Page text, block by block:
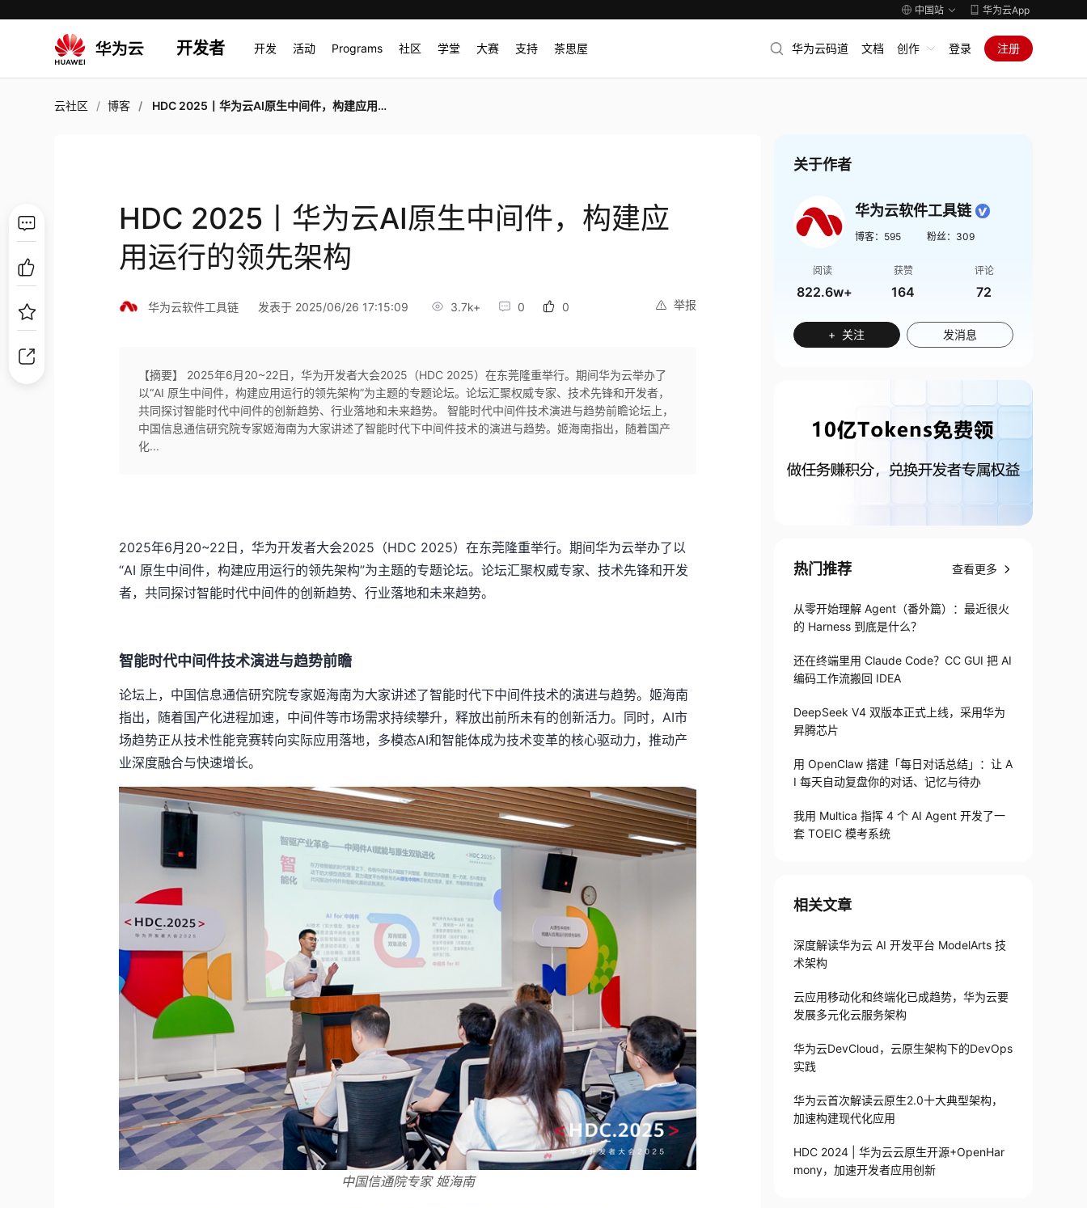
中国站 华为云App
开发者 开发 活动 Programs 社区 学堂 大赛 支持 茶思屋 华为云码道 文档 创作 登录 注册
云社区 博客 HDC 2025丨华为云AI原生中间件，构建应用运行的领先架构
HDC 2025丨华为云AI原生中间件，构建应
用运行的领先架构
举报
华为云软件工具链 发表于 2025/06/26 17:15:09 3.7k+ 0 0
【摘要】 2025年6月20~22日，华为开发者大会2025（HDC 2025）在东莞隆重举行。期间华为云举办了
以“AI 原生中间件，构建应用运行的领先架构”为主题的专题论坛。论坛汇聚权威专家、技术先锋和开发者，
共同探讨智能时代中间件的创新趋势、行业落地和未来趋势。 智能时代中间件技术演进与趋势前瞻论坛上，
中国信息通信研究院专家姬海南为大家讲述了智能时代下中间件技术的演进与趋势。姬海南指出，随着国产
化...
2025年6月 20~22 日，华为开发者大会2025 （HDC 2025）在东莞隆重举行。期间华为云举办了以
“AI 原生中间件，构建应用运行的领先架构”为主题的专题论坛。论坛汇聚权威专家、技术先锋和开发
者，共同探讨智能时代中间件的创新趋势、行业落地和未来趋势。
智能时代中间件技术演进与趋势前瞻
论坛上，中国信息通信研究院专家姬海南为大家讲述了智能时代下中间件技术的演进与趋势。姬海南
指出，随着国产化进程加速，中间件等市场需求持续攀升，释放出前所未有的创新活力。同时，AI市
场趋势正从技术性能竞赛转向实际应用落地，多模态AI和智能体成为技术变革的核心驱动力，推动产
业深度融合与快速增长。
中国信通院专家 姬海南
关于作者
华为云软件工具链
博客： 595 粉丝： 309
阅读
822.6w+
获赞
164
评论
72
+ 关注 发消息
热门推荐 查看更多
从零开始理解 Agent（番外篇）：最近很火
的 Harness 到底是什么？
还在终端里用 Claude Code？CC GUI 把 AI
编码工作流搬回 IDEA
DeepSeek V4 双版本正式上线，采用华为
昇腾芯片
用 OpenClaw 搭建「每日对话总结」：让 A
I 每天自动复盘你的对话、记忆与待办
我用 Multica 指挥 4 个 AI Agent 开发了一
套 TOEIC 模考系统
相关文章
深度解读华为云 AI 开发平台 ModelArts 技
术架构
云应用移动化和终端化已成趋势，华为云要
发展多元化云服务架构
华为云DevCloud，云原生架构下的DevOps
实践
华为云首次解读云原生2.0十大典型架构，
加速构建现代化应用
HDC 2024 | 华为云云原生开源+OpenHar
mony，加速开发者应用创新